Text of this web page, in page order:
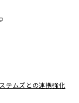
テムズとの連携強化